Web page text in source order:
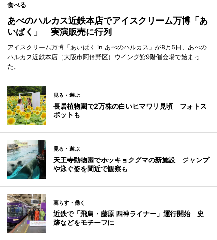
食べる
あべのハルカス近鉄本店でアイスクリーム万博「あ
いぱく」 実演販売に行列
アイスクリーム万博「あいぱく in あべのハルカス」が8月5日、あべの
ハルカス近鉄本店（大阪市阿倍野区）ウイング館9階催会場で始まっ
た。
見る・遊ぶ
長居植物園で2万株の白いヒマワリ見頃 フォトス
ポットも
見る・遊ぶ
天王寺動物園でホッキョクグマの新施設 ジャンプ
や泳ぐ姿を間近で観察も
暮らす・働く
近鉄で「飛鳥・藤原 四神ライナー」運行開始 史
跡などをモチーフに